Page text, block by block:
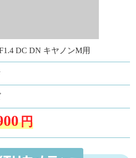
DC DN キヤノンM用
円